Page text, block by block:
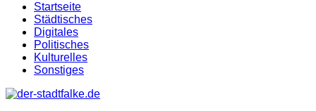
Startseite
Städtisches
Digitales
Politisches
Kulturelles
Sonstiges